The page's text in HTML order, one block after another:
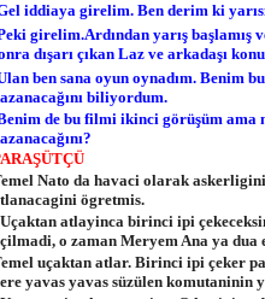
iddiaya girelim. Ben derim ki
girelim.Ardından yarış başlamış
dışarı çıkan Laz ve arkadaşı
ben sana oyun oynadım. Benim
biliyordum.
de bu filmi ikinci görüşüm ama
Nato da havaci olarak
ögretmis.
atlayinca birinci ipi
o zaman Meryem Ana ya dua
uçaktan atlar. Birinci ipi çeker
yavas yavas süzülen komutaninin